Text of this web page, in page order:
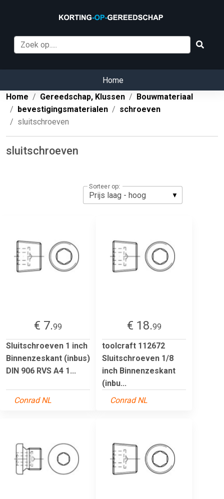
Home
Home
Gereedschap, Klussen
Bouwmateriaal
bevestigingsmaterialen
schroeven
sluitschroeven
sluitschroeven
Sorteer op:
€ 7.99
Sluitschroeven 1 inch
Binnenzeskant (inbus)
DIN 906 RVS A4 1...
Conrad NL
€ 18.99
toolcraft 112672
Sluitschroeven 1/8
inch Binnenzeskant
(inbu...
Conrad NL